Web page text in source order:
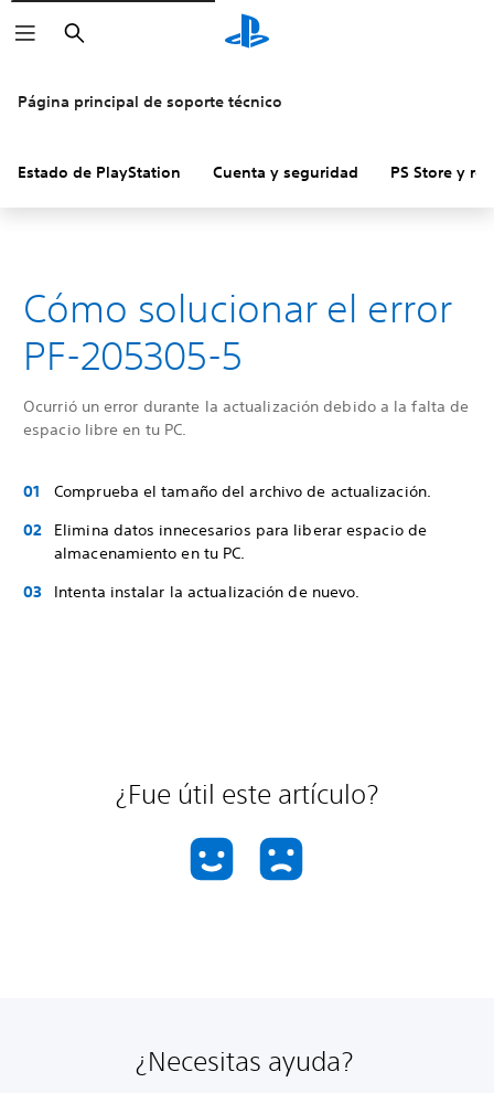
Buscar
Página principal de soporte técnico
Estado de PlayStation Cuenta y seguridad PS Store y
Cómo solucionar el error
PF-205305-5
Ocurrió un error durante la actualización debido a la falta de
espacio libre en tu PC.
Comprueba el tamaño del archivo de actualización.
Elimina datos innecesarios para liberar espacio de
almacenamiento en tu PC.
Intenta instalar la actualización de nuevo.
¿Fue útil este artículo?
¿Necesitas ayuda?